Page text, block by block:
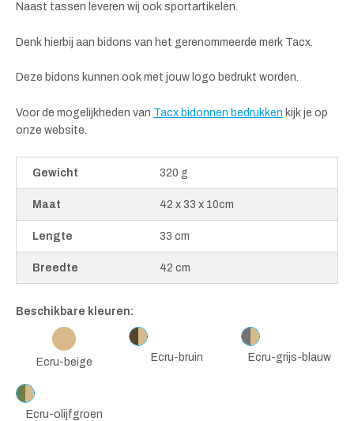
Naast tassen leveren wij ook sportartikelen.
Denk hierbij aan bidons van het gerenommeerde merk Tacx.
Deze bidons kunnen ook met jouw logo bedrukt worden.
Voor de mogelijkheden van Tacx bidonnen bedrukken kijk je op
onze website.
Gewicht 320 g
Maat 42 x 33 x 10cm
Lengte 33 cm
Breedte 42 cm
Beschikbare kleuren:
Ecru-beige Ecru-bruin Ecru-grijs-blauw
Ecru-olijfgroen